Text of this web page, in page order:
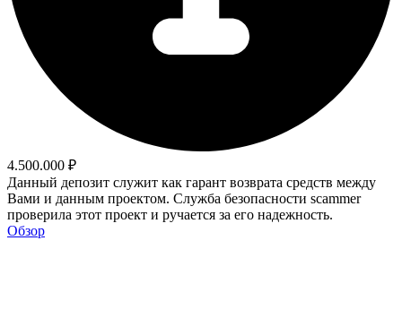
4.500.000 ₽
Данный депозит служит как гарант возврата средств между
Вами и данным проектом. Служба безопасности scammer
проверила этот проект и ручается за его надежность.
Обзор